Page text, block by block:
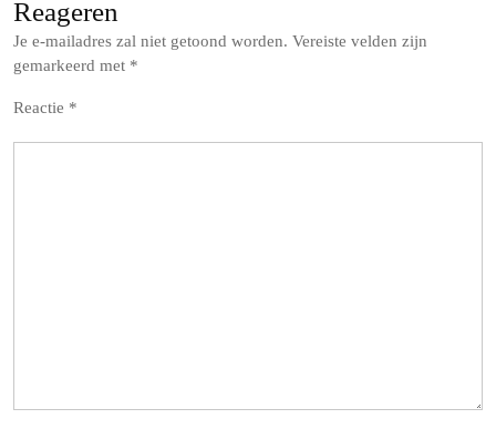
Reageren
Je e-mailadres zal niet getoond worden. Vereiste velden zijn
gemarkeerd met *
Reactie *